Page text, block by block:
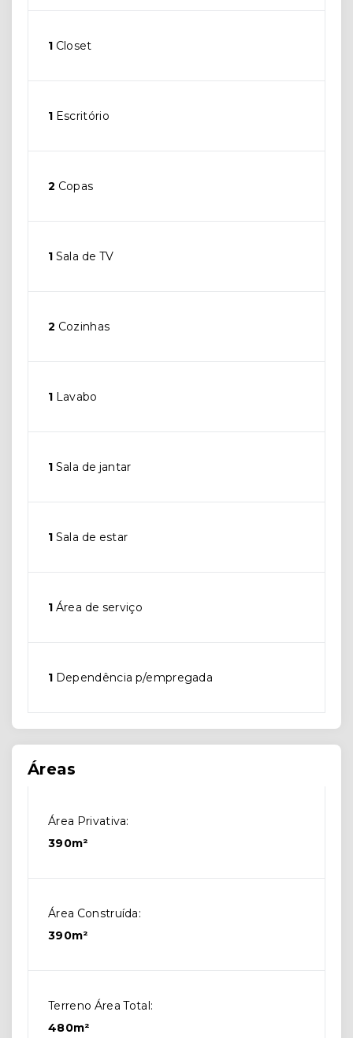
1 Closet
1 Escritório
2 Copas
1 Sala de TV
2 Cozinhas
1 Lavabo
1 Sala de jantar
1 Sala de estar
1 Área de serviço
1 Dependência p/empregada
Áreas
Área Privativa:
390m²
Área Construída:
390m²
Terreno Área Total:
480m²